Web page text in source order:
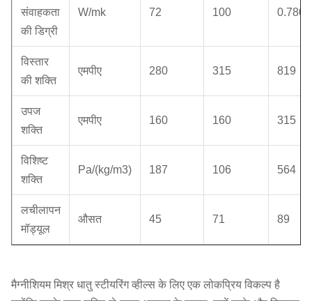
संवाहकता
की डिग्री
W/mk 72 100 0.7803
विस्तार
की शक्ति
एमपीए 280 315 819
उपज
शक्ति
एमपीए 160 160 315
विशिष्ट
शक्ति
Pa/(kg/m3) 187 106 564
लचीलापन
मॉड्यूल
औसत 45 71 89
मैग्नीशियम मिश्र धातु स्टीयरिंग व्हील्स के लिए एक लोकप्रिय विकल्प है